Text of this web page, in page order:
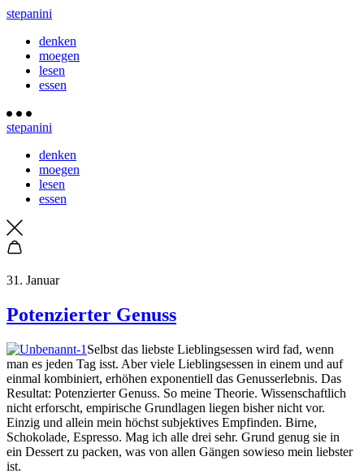
stepanini
denken
moegen
lesen
essen
stepanini
denken
moegen
lesen
essen
31. Januar
Potenzierter Genuss
Selbst das liebste Lieblingsessen wird fad, wenn
man es jeden Tag isst. Aber viele Lieblingsessen in einem und auf
einmal kombiniert, erhöhen exponentiell das Genusserlebnis. Das
Resultat: Potenzierter Genuss. So meine Theorie. Wissenschaftlich
nicht erforscht, empirische Grundlagen liegen bisher nicht vor.
Einzig und allein mein höchst subjektives Empfinden. Birne,
Schokolade, Espresso. Mag ich alle drei sehr. Grund genug sie in
ein Dessert zu packen, was von allen Gängen sowieso mein liebster
ist.